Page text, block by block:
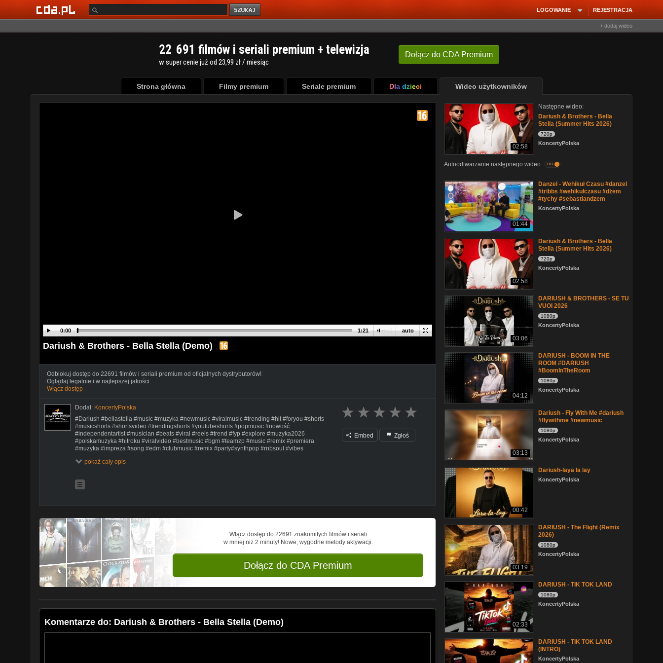
REJESTRACJA
LOGOWANIE
+ dodaj wideo
Dołącz do CDA Premium
22 691 filmów i seriali premium + telewizja
w super cenie już od 23,99 zł / miesiąc
Strona główna Filmy premium Seriale premium Dla dzieci Wideo użytkowników
auto
0:00 1:21
Dariush & Brothers - Bella Stella (Demo)
Odblokuj dostęp do 22691 filmów i seriali premium od oficjalnych dystrybutorów!
Oglądaj legalnie i w najlepszej jakości.
Włącz dostęp
Dodał: KoncertyPolska
#Dariush #bellastella #music #muzyka #newmusic #viralmusic #trending #hit #foryou #shorts
#musicshorts #shortsvideo #trendingshorts #youtubeshorts #popmusic #nowość
#independentartist #musician #beats #viral #reels #trend #fyp #explore #muzyka2026
#polskamuzyka #hitroku #viralvideo #bestmusic #bgm #teamzp #music #remix #premiera
#muzyka #impreza #song #edm #clubmusic #remix #party#synthpop #rnbsoul #vibes
Klimatyczny / Chill,#chillout #nightdrive #lofi #mood
pokaż cały opis
Embed Zgłoś
Włącz dostęp do 22691 znakomitych filmów i seriali
w mniej niż 2 minuty! Nowe, wygodne metody aktywacji.
Dołącz do CDA Premium
Komentarze do: Dariush & Brothers - Bella Stella (Demo)
02:58
Następne wideo:
Dariush & Brothers - Bella
Stella (Summer Hits 2026)
720p
KoncertyPolska
Autoodtwarzanie następnego wideo on
01:44
Danzel - Wehikuł Czasu #danzel
#tribbs #wehikułczasu #dżem
#tychy #sebastiandzem
KoncertyPolska
02:58
Dariush & Brothers - Bella
Stella (Summer Hits 2026)
720p
KoncertyPolska
03:06
DARIUSH & BROTHERS - SE TU
VUOI 2026
1080p
KoncertyPolska
04:12
DARIUSH - BOOM IN THE
ROOM #DARIUSH
#BoomInTheRoom
1080p
KoncertyPolska
03:13
Dariush - Fly With Me #dariush
#flywithme #newmusic
1080p
KoncertyPolska
00:42
Dariush-laya la lay
KoncertyPolska
03:19
DARIUSH - The Flight (Remix
2026)
1080p
KoncertyPolska
02:33
DARIUSH - TIK TOK LAND
1080p
KoncertyPolska
DARIUSH - TIK TOK LAND
(INTRO)
KoncertyPolska